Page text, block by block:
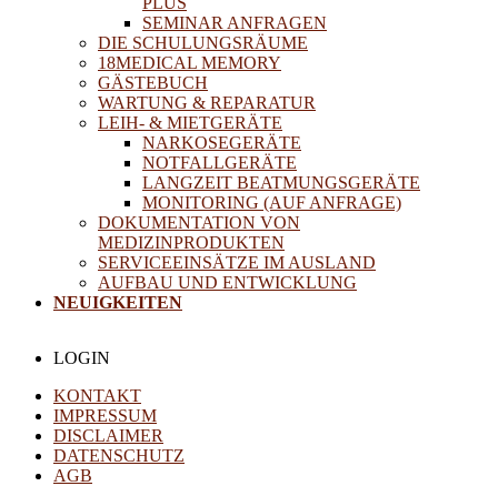
SEMINAR ANFRAGEN
DIE SCHULUNGSRÄUME
18MEDICAL MEMORY
GÄSTEBUCH
WARTUNG & REPARATUR
LEIH- & MIETGERÄTE
NARKOSEGERÄTE
NOTFALLGERÄTE
LANGZEIT BEATMUNGSGERÄTE
MONITORING (AUF ANFRAGE)
DOKUMENTATION VON
MEDIZINPRODUKTEN
SERVICEEINSÄTZE IM AUSLAND
AUFBAU UND ENTWICKLUNG
NEUIGKEITEN
LOGIN
KONTAKT
IMPRESSUM
DISCLAIMER
DATENSCHUTZ
AGB